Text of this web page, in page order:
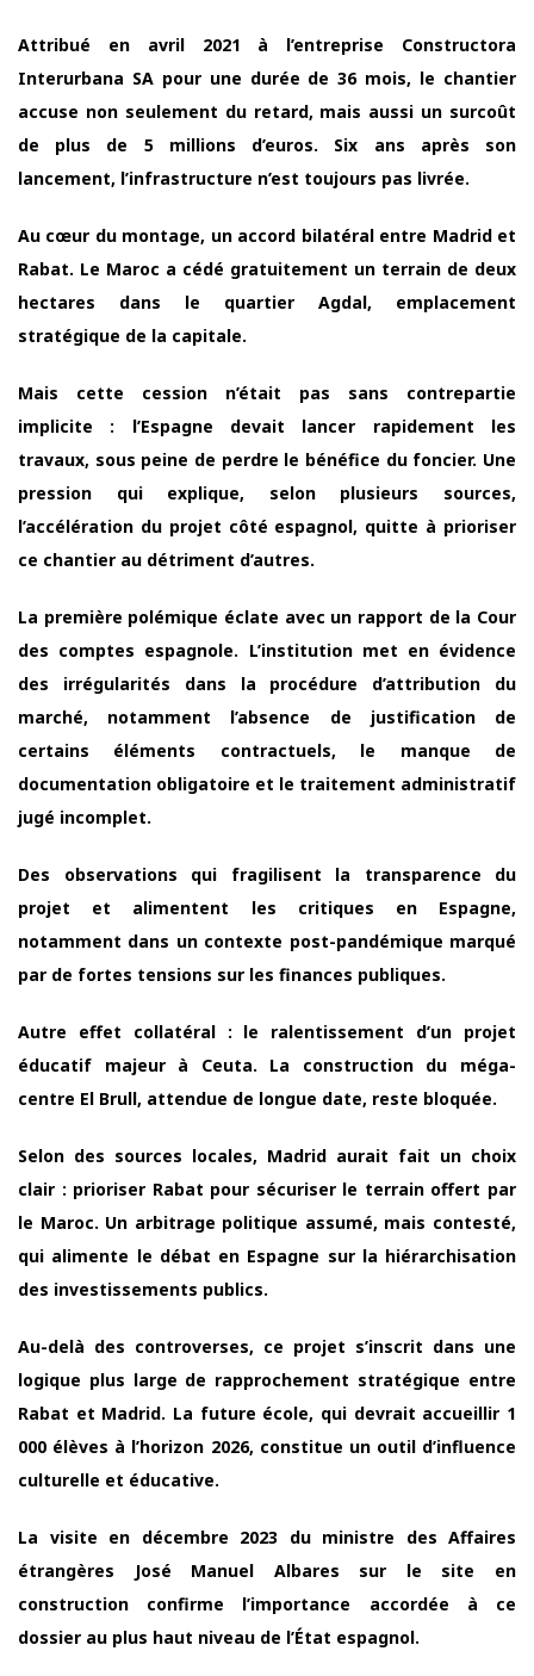
Attribué en avril 2021 à l’entreprise Constructora
Interurbana SA pour une durée de 36 mois, le chantier
accuse non seulement du retard, mais aussi un surcoût
de plus de 5 millions d’euros. Six ans après son
lancement, l’infrastructure n’est toujours pas livrée.
Au cœur du montage, un accord bilatéral entre Madrid et
Rabat. Le Maroc a cédé gratuitement un terrain de deux
hectares dans le quartier Agdal, emplacement
stratégique de la capitale.
Mais cette cession n’était pas sans contrepartie
implicite : l’Espagne devait lancer rapidement les
travaux, sous peine de perdre le bénéfice du foncier. Une
pression qui explique, selon plusieurs sources,
l’accélération du projet côté espagnol, quitte à prioriser
ce chantier au détriment d’autres.
La première polémique éclate avec un rapport de la Cour
des comptes espagnole. L’institution met en évidence
des irrégularités dans la procédure d’attribution du
marché, notamment l’absence de justification de
certains éléments contractuels, le manque de
documentation obligatoire et le traitement administratif
jugé incomplet.
Des observations qui fragilisent la transparence du
projet et alimentent les critiques en Espagne,
notamment dans un contexte post-pandémique marqué
par de fortes tensions sur les finances publiques.
Autre effet collatéral : le ralentissement d’un projet
éducatif majeur à Ceuta. La construction du méga-
centre El Brull, attendue de longue date, reste bloquée.
Selon des sources locales, Madrid aurait fait un choix
clair : prioriser Rabat pour sécuriser le terrain offert par
le Maroc. Un arbitrage politique assumé, mais contesté,
qui alimente le débat en Espagne sur la hiérarchisation
des investissements publics.
Au-delà des controverses, ce projet s’inscrit dans une
logique plus large de rapprochement stratégique entre
Rabat et Madrid. La future école, qui devrait accueillir 1
000 élèves à l’horizon 2026, constitue un outil d’influence
culturelle et éducative.
La visite en décembre 2023 du ministre des Affaires
étrangères José Manuel Albares sur le site en
construction confirme l’importance accordée à ce
dossier au plus haut niveau de l’État espagnol.